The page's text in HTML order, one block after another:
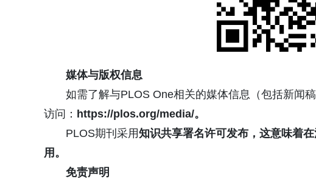
媒体与版权信息
如需了解与PLOS One相关的媒体信息（包括新闻
访问： https://plos.org/media/。
PLOS期刊采用知识共享署名许可发布，这意味着
用。
免责声明